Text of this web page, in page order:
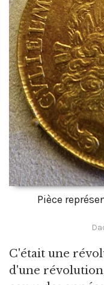
Pièce
C'était une
d'une